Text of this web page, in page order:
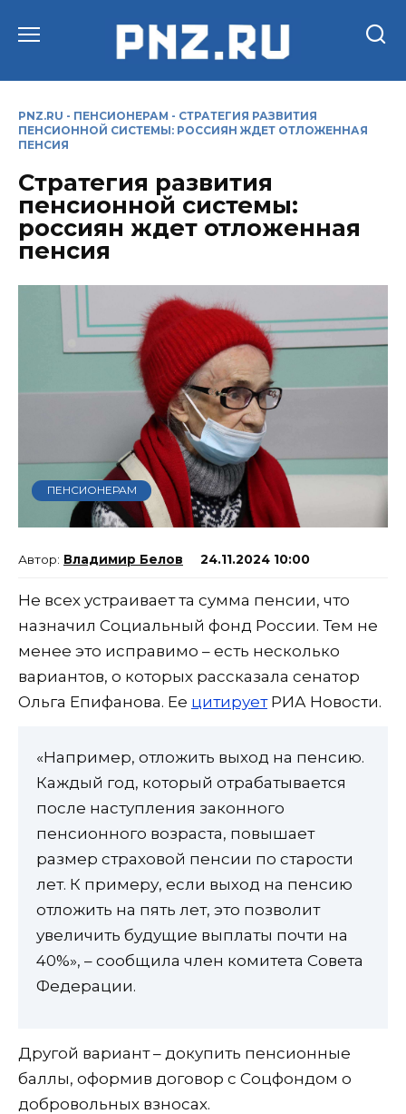
PNZ.RU - ПЕНСИОНЕРАМ - СТРАТЕГИЯ РАЗВИТИЯ
ПЕНСИОННОЙ СИСТЕМЫ: РОССИЯН ЖДЕТ ОТЛОЖЕННАЯ
ПЕНСИЯ
Стратегия развития
пенсионной системы:
россиян ждет отложенная
пенсия
ПЕНСИОНЕРАМ
Владимир Белов 24.11.2024 10:00
Не всех устраивает та сумма пенсии, что
назначил Социальный фонд России. Тем не
менее это исправимо – есть несколько
вариантов, о которых рассказала сенатор
Ольга Епифанова. Ее цитируетРИА Новости.
«Например, отложить выход на пенсию.
Каждый год, который отрабатывается
после наступления законного
пенсионного возраста, повышает
размер страховой пенсии по старости
лет. К примеру, если выход на пенсию
отложить на пять лет, это позволит
увеличить будущие выплаты почти на
40%», – сообщила член комитета Совета
Федерации.
Другой вариант – докупить пенсионные
баллы, оформив договор с Соцфондом о
добровольных взносах.